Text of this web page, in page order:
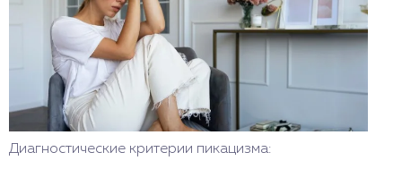
Диагностические критерии пикацизма: